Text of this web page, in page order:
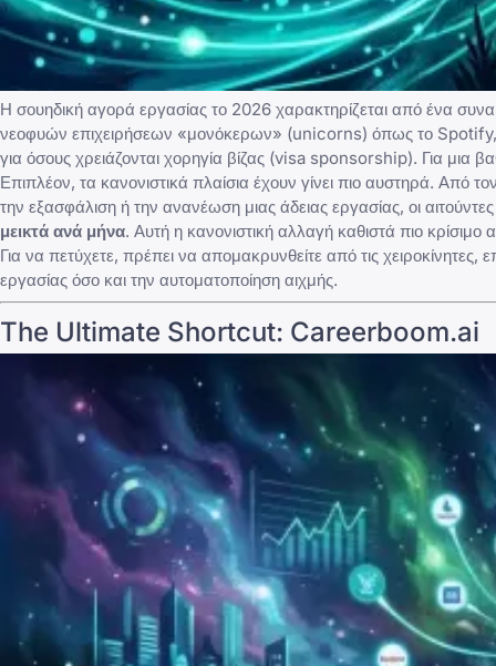
Η σουηδική αγορά εργασίας το 2026 χαρακτηρίζεται από ένα
νεοφυών επιχειρήσεων «μονόκερων» (unicorns) όπως το Spotify, η
για όσους χρειάζονται χορηγία βίζας (visa sponsorship). Για μια
Επιπλέον, τα κανονιστικά πλαίσια έχουν γίνει πιο αυστηρά. Από
την εξασφάλιση ή την ανανέωση μιας άδειας εργασίας, οι
μεικτά ανά μήνα. Αυτή η κανονιστική αλλαγή καθιστά πιο
Για να πετύχετε, πρέπει να απομακρυνθείτε από τις χειροκίνητες,
εργασίας όσο και την αυτοματοποίηση αιχμής.
The Ultimate Shortcut: Careerboom.ai